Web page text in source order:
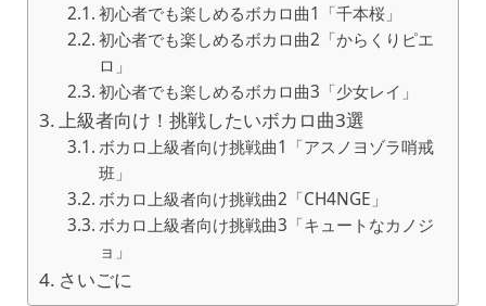
初心者でも楽しめるボカロ曲1「千本桜」
初心者でも楽しめるボカロ曲2「からくりピエ
ロ」
初心者でも楽しめるボカロ曲3「少女レイ」
上級者向け！挑戦したいボカロ曲3選
ボカロ上級者向け挑戦曲1「アスノヨゾラ哨戒
班」
ボカロ上級者向け挑戦曲2「CH4NGE」
ボカロ上級者向け挑戦曲3「キュートなカノジ
ョ」
さいごに